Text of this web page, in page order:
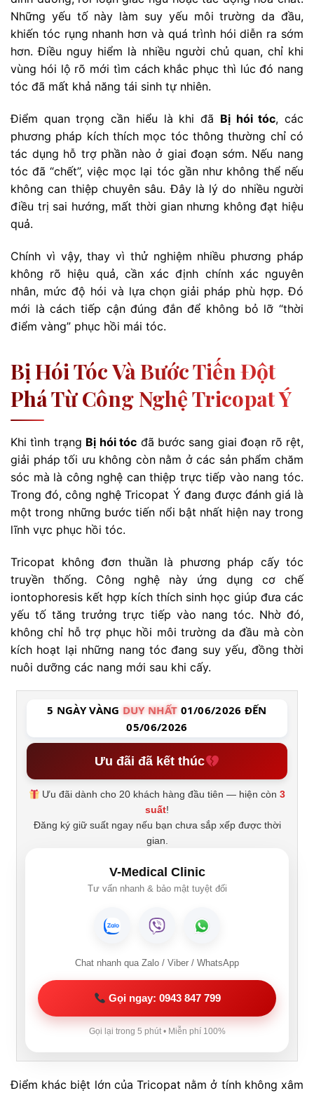
Những yếu tố này làm suy yếu môi trường da đầu,
khiến tóc rụng nhanh hơn và quá trình hói diễn ra sớm
hơn. Điều nguy hiểm là nhiều người chủ quan, chỉ khi
vùng hói lộ rõ mới tìm cách khắc phục thì lúc đó nang
tóc đã mất khả năng tái sinh tự nhiên.
Điểm quan trọng cần hiểu là khi đã Bị hói tóc, các
phương pháp kích thích mọc tóc thông thường chỉ có
tác dụng hỗ trợ phần nào ở giai đoạn sớm. Nếu nang
tóc đã “chết”, việc mọc lại tóc gần như không thể nếu
không can thiệp chuyên sâu. Đây là lý do nhiều người
điều trị sai hướng, mất thời gian nhưng không đạt hiệu
quả.
Chính vì vậy, thay vì thử nghiệm nhiều phương pháp
không rõ hiệu quả, cần xác định chính xác nguyên
nhân, mức độ hói và lựa chọn giải pháp phù hợp. Đó
mới là cách tiếp cận đúng đắn để không bỏ lỡ “thời
điểm vàng” phục hồi mái tóc.
Bị Hói Tóc Và Bước Tiến Đột
Phá Từ Công Nghệ Tricopat Ý
Khi tình trạng Bị hói tóc đã bước sang giai đoạn rõ rệt,
giải pháp tối ưu không còn nằm ở các sản phẩm chăm
sóc mà là công nghệ can thiệp trực tiếp vào nang tóc.
Trong đó, công nghệ Tricopat Ý đang được đánh giá là
một trong những bước tiến nổi bật nhất hiện nay trong
lĩnh vực phục hồi tóc.
Tricopat không đơn thuần là phương pháp cấy tóc
truyền thống. Công nghệ này ứng dụng cơ chế
iontophoresis kết hợp kích thích sinh học giúp đưa các
yếu tố tăng trưởng trực tiếp vào nang tóc. Nhờ đó,
không chỉ hỗ trợ phục hồi môi trường da đầu mà còn
kích hoạt lại những nang tóc đang suy yếu, đồng thời
nuôi dưỡng các nang mới sau khi cấy.
5 NGÀY VÀNG DUY NHẤT 01/06/2026 ĐẾN
05/06/2026
Ưu đãi đã kết thúc
Ưu đãi dành cho 20 khách hàng đầu tiên — hiện còn3
suất!
Đăng ký giữ suất ngay nếu bạn chưa sắp xếp được thời
gian.
V-Medical Clinic
Tư vấn nhanh & bảo mật tuyệt đối
Chat nhanh qua Zalo / Viber / WhatsApp
Gọi ngay: 0943 847 799
Gọi lại trong 5 phút • Miễn phí 100%
Điểm khác biệt lớn của Tricopat nằm ở tính không xâm